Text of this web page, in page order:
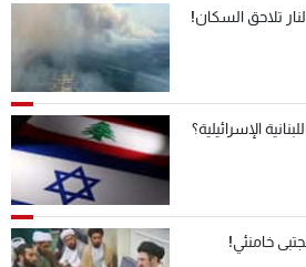
تلاحق السكان!
الإسرائيلية؟
خامنئي!